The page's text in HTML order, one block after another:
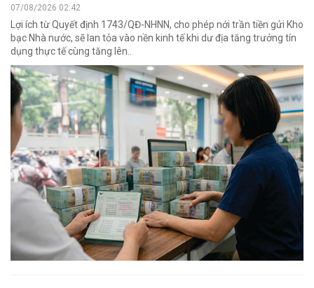
07/08/2026 02:42
Lợi ích từ Quyết định 1743/QĐ-NHNN, cho phép nới trần tiền gửi Kho
bạc Nhà nước, sẽ lan tỏa vào nền kinh tế khi dư địa tăng trưởng tín
dụng thực tế cùng tăng lên..